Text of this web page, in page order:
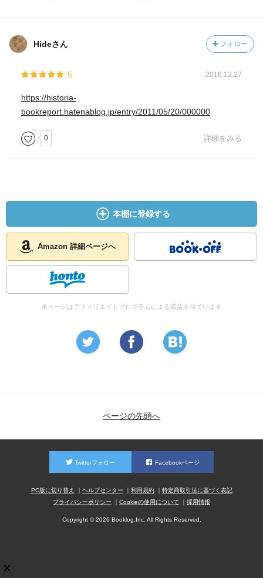
Hideさん フォロー
5 2016.12.27
https://historia-
bookreport.hatenablog.jp/entry/2011/05/20/000000
0 詳細をみる
本棚に登録する
Amazon 詳細ページへ
本ページはアフィリエイトプログラムによる収益を得ています
ページの先頭へ
Twitterフォロー Facebookページ
PC版に切り替え ヘルプセンター 利用規約
特定商取引法に基づく表記
プライバシーポリシー
Cookieの使用について 採用情報
Copyright © 2026 Booklog,Inc. All Rights Reserved.